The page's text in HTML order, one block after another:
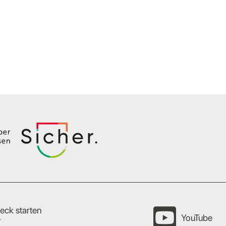
starten
YouTube